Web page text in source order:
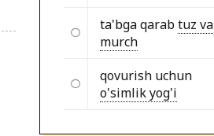
ta'bga qarabtuz va
murch
qovurish uchun
o'simlik yog'i